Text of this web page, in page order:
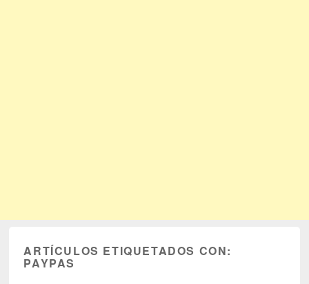
ARTÍCULOS ETIQUETADOS CON:
PAYPAS